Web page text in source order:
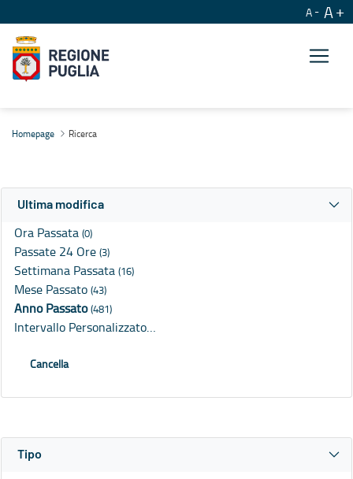
A A
Homepage Ricerca
Ultima modifica
Ora Passata (0)
Passate 24 Ore (3)
Settimana Passata (16)
Mese Passato (43)
Anno Passato(481)
Intervallo Personalizzato…
Cancella
Tipo